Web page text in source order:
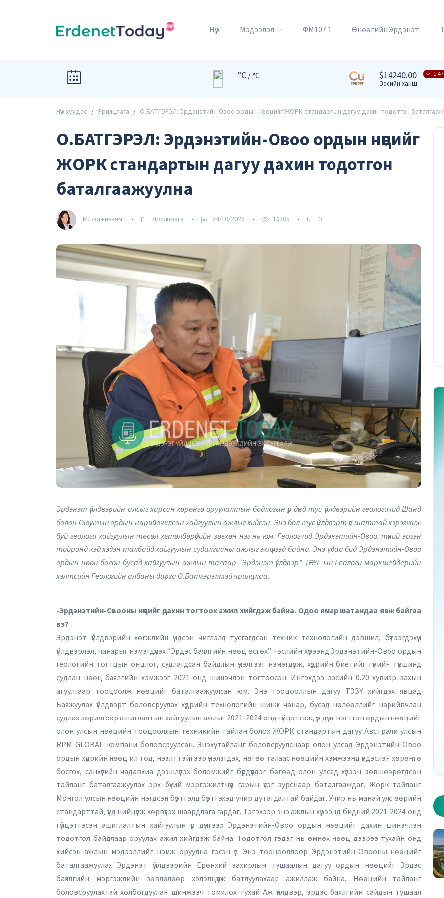
Нүүр Мэдээлэл ФМ107.1 Өнөөгийн Эрдэнэт
°C/ °C $14240.00 -
Зэсийн ханш
Нүүр хуудас Ярилцлага О.БАТГЭРЭЛ: Эрдэнэтийн-Овоо ордын нөөцийг ЖОРК стандартын дагуу дахин тодотгон
О.БАТГЭРЭЛ: Эрдэнэтийн-Овоо ордын нөөцийг
ЖОРК стандартын дагуу дахин тодотгон
баталгаажуулна
М.Балжинням Ярилцлага 24/10/2025 16385 0
Эрдэнэт үйлдвэрийн алсыг харсан хөрөнгө оруулалтын бодлогын үр дүнд тус үйлдвэрийн геологичид Шанд
болон Оюутын ордын нарийвчилсан хайгуулын ажлыг хийсэн. Энэ бол тус үйлдвэрт үе шаттай хэрэгжиж
буй геологи хайгуулын төсөл хөтөлбөрүүдийн зөвхөн нэг нь юм. Геологчид Эрдэнэтийн-Овоо, түүний эргэн
тойронд хэд хэдэн талбайд хайгуулын судалгааны ажлыг эхлүүлээд байна. Энэ удаа бид Эрдэнэтийн-Овоо
ордын нөөц болон бусад хайгуулын ажлын талаар “Эрдэнэт үйлдвэр” ТӨҮГ-ын Геологи маркшейдерийн
хэлтсийн Геологийн албаны дарга О.Батгэрэлтэй ярилцлаа.
-Эрдэнэтийн-Овооны нөөцийг дахин тогтоох ажил хийгдэж байна. Одоо ямар шатандаа явж байгаа
вэ?
Эрдэнэт үйлдвэрийн хөгжлийн үндсэн чиглэлд тусгагдсан техник технологийн дэвшил, бүтээгдэхүүн
үйлдвэрлэл, чанарыг нэмэгдүүлэх “Эрдэс баялгийн нөөц өсгөх” төслийн хүрээнд Эрдэнэтийн-Овоо ордын
геологийн тогтцын онцлог, судлагдсан байдлын үнэлгээг нэмэгдүүлж, хүдрийн биетийг гүнийн түвшинд
судлан нөөц баялгийн хэмжээг 2021 онд шинэчлэн тогтоосон. Ингэхдээ зэсийн 0.20 хувиар захын
агуулгаар тооцоолж нөөцийг баталгаажуулсан юм. Энэ тооцооллын дагуу ТЭЗҮ хийгдэх явцад
Баяжуулах үйлдвэрт боловсруулах хүдрийн технологийн шинж чанар, бусад нөлөөллийг нарийвчлан
судлах зорилгоор ашиглалтын хайгуулын ажлыг 2021-2024 онд гүйцэтгэж, үр дүнг нэгтгэн ордын нөөцийг
олон улсын нөөцийн тооцооллын техникийн тайлан болох ЖОРК стандартын дагуу Австрали улсын
RPM GLOBAL компани боловсруулсан. Энэхүү тайланг боловсруулснаар олон улсад Эрдэнэтийн-Овоо
ордын хүдрийн нөөц ил тод, нээлттэйгээр үнэлэгдэх, нөгөө талаас нөөцийн хэмжээнд үндэслэн хөрөнгө
босгох, санхүүгийн чадавхиа дээшлүүлэх боломжийг бүрдүүлдэг бөгөөд олон улсад хүлээн зөвшөөрөгдсөн
тайланг баталгаажуулах эрх бүхий мэргэжилтнүүд гарын үсэг зурснаар баталгааждаг. Жорк тайланг
Монгол улсын нөөцийн нэгдсэн бүртгэлд бүртгэхэд учир дутагдалтай байдаг. Учир нь манай улс өөрийн
стандарттай, үүнд нийцүүлж хөрвүүлэх шаардлага гардаг. Тэгэхээр энэ ажлын хүрээнд бидний 2021-2024 онд
гүйцэтгэсэн ашиглалтын хайгуулын үр дүнгээр Эрдэнэтийн-Овоо ордын нөөцийг дахин шинэчлэн
тодотгол байдлаар оруулах ажил хийгдэж байна. Тодотгол гэдэг нь өмнөх нөөц дээрээ тухайн онд
хийсэн ажлын мэдээллийг нэмж оруулна гэсэн үг. Энэ тооцооллоор Эрдэнэтийн-Овооны нөөцийг
баталгаажуулах Эрдэнэт үйлдвэрийн Ерөнхий захирлын тушаалын дагуу ордын нөөцийг Эрдэс
баялгийн мэргэжлийн зөвлөлөөр хэлэлцүүлж батлуулахаар ажиллаж байна. Нөөцийн тайланг
боловсруулахтай холбогдуулан шинжээч томилох тухай Аж үйлдвэр, эрдэс баялгийн сайдын тушаал
2026 оны 10 дугаар дугаар - Хуудас 1 2026 оны 10 дугаар дугаар - Хуудас 2